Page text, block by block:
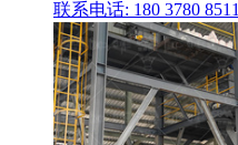
联系电话: 180 3780 8511